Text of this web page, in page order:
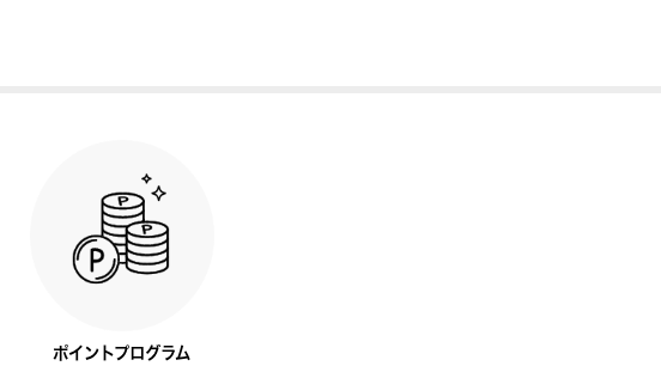
ポイントプログラム